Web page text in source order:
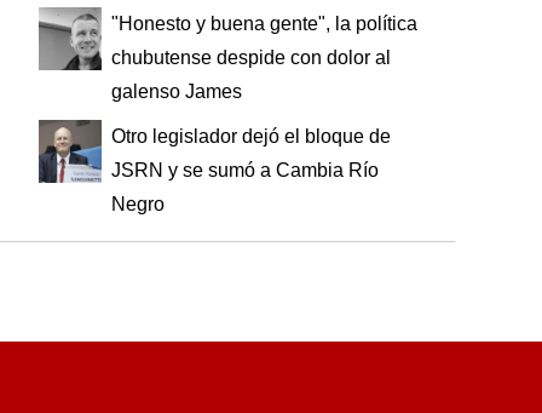
"Honesto y buena gente", la política
chubutense despide con dolor al
galenso James
Otro legislador dejó el bloque de
JSRN y se sumó a Cambia Río
Negro